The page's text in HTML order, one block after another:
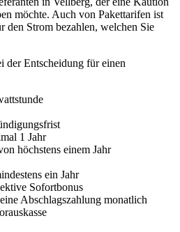
möchte. Auch von Pakettarifen ist
den Strom bezahlen, welchen Sie
der Entscheidung für einen
1 Jahr
höchstens einem Jahr
ein Jahr
Sofortbonus
Abschlagszahlung monatlich